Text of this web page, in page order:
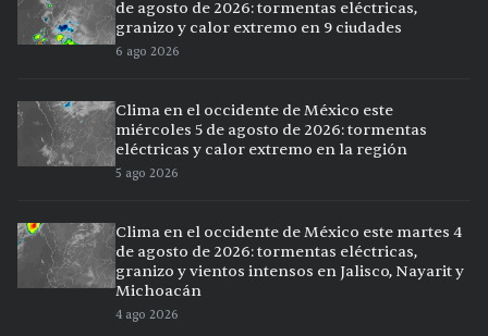
de agosto de 2026: tormentas eléctricas,
granizo y calor extremo en 9 ciudades
6 ago 2026
Clima en el occidente de México este
miércoles 5 de agosto de 2026: tormentas
eléctricas y calor extremo en la región
5 ago 2026
Clima en el occidente de México este martes 4
de agosto de 2026: tormentas eléctricas,
granizo y vientos intensos en Jalisco, Nayarit y
Michoacán
4 ago 2026